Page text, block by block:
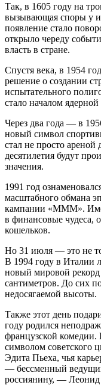
Так, в 1605 году на
вызывающая споры у
появление стало
открыло череду
власть в стране.
Спустя века, в 1954
решение о создании
испытательного
стало началом
Через два года — в
новый символ
стал не просто ареной
десятилетия будут
значения.
1991 год
масштабного обмана
кампании «МММ».
в финансовые чудеса,
кошельков.
Но 31 июля — это не
В 1994 году в Италии
новый мировой
сантиметров. До сих
недосягаемой высоты.
Также этот день
году родился
французской
символом советского
Эдита Пьеха, чья
— бессменный
россиянину, —